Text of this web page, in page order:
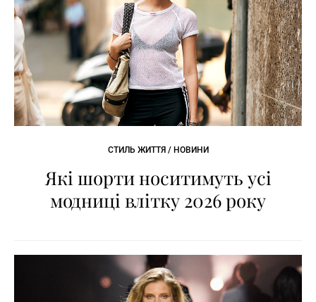
СТИЛЬ ЖИТТЯ / НОВИНИ
Які шорти носитимуть усі
модниці влітку 2026 року